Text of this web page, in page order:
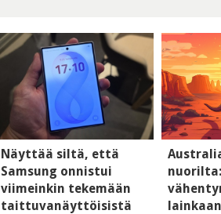
Näyttää siltä, että
Samsung onnistui
viimeinkin tekemään
taittuvanäyttöisistä